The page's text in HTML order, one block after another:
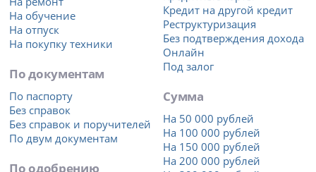
На обучение
На отпуск
На покупку техники
По документам
По паспорту
Без справок
Без справок и поручителей
По двум документам
По одобрению
Кредит на другой кредит
Реструктуризация
Без подтверждения дохода
Онлайн
Под залог
Сумма
На 50 000 рублей
На 100 000 рублей
На 150 000 рублей
На 200 000 рублей